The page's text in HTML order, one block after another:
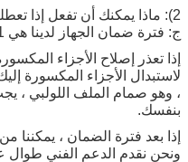
2): ماذا يمكنك أن تفعل إذا تعطلت الآلة؟
ج: فترة ضمان الجهاز لدينا هي 1 سنة ،
إذا تعذر إصلاح الأجزاء
لاستبدال الأجزاء المكسورة
، وهو صمام الملف اللولبي ،
بنفسك.
إذا بعد فترة الضمان ،
ونحن نقدم الدعم الفني طوال